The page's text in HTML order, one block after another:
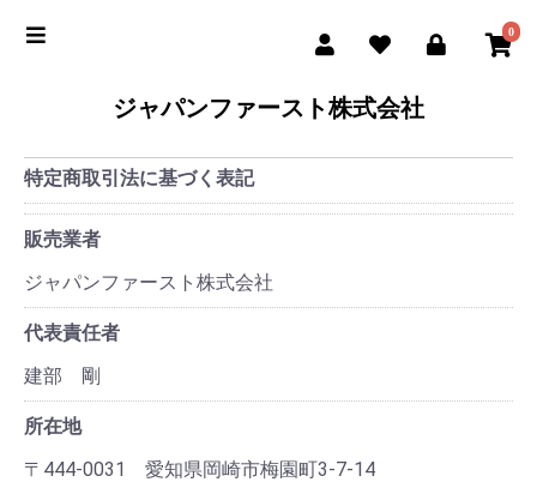
0
ジャパンファースト株式会社
特定商取引法に基づく表記
販売業者
ジャパンファースト株式会社
代表責任者
建部 剛
所在地
〒444-0031 愛知県岡崎市梅園町3-7-14